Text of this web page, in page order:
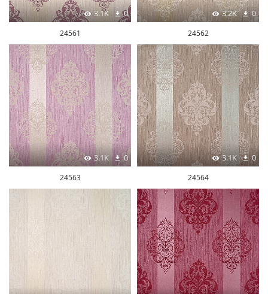
3.1K 0
24561
3.2K 0
24562
3.1K 0
24563
3.1K 0
24564